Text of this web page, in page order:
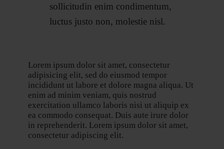
sollicitudin enim condimentum,
luctus justo non, molestie nisl.
Lorem ipsum dolor sit amet, consectetur
adipisicing elit, sed do eiusmod tempor
incididunt ut labore et dolore magna aliqua. Ut
enim ad minim veniam, quis nostrud
exercitation ullamco laboris nisi ut aliquip ex
ea commodo consequat. Duis aute irure dolor
in reprehenderit. Lorem ipsum dolor sit amet,
consectetur adipiscing elit.